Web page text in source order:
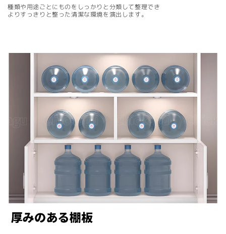
種類や用途ごとにものをしっかりと分類して整理でき
よりすっきりと整った清潔な環境を演出します。